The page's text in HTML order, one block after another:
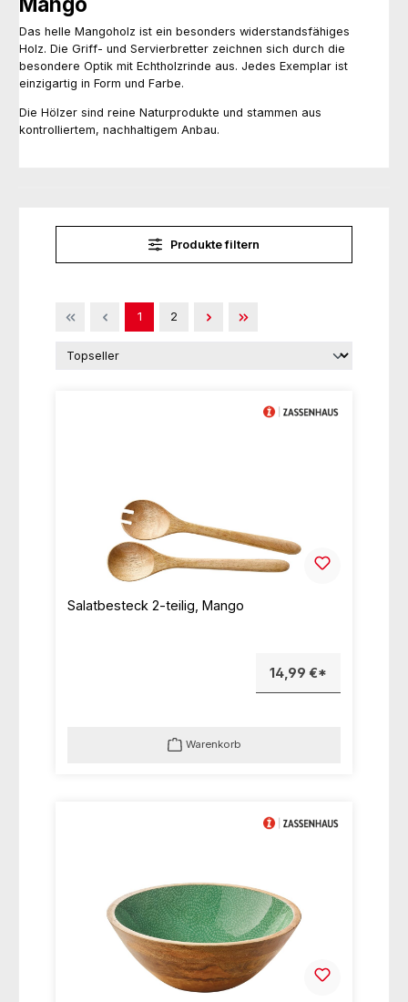
Das helle Mangoholz ist ein besonders widerstandsfähiges
Holz. Die Griff- und Servierbretter zeichnen sich durch die
besondere Optik mit Echtholzrinde aus. Jedes Exemplar ist
einzigartig in Form und Farbe.
Die Hölzer sind reine Naturprodukte und stammen aus
kontrolliertem, nachhaltigem Anbau.
Produkte filtern
Seite
1 Seite
2
Salatbesteck 2-teilig, Mango
14,99 €*
Warenkorb